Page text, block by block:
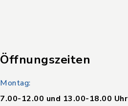
Öffnungszeiten
Montag:
7.00-12.00 und 13.00-18.00 Uhr